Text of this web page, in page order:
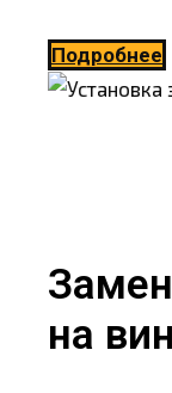
Подробнее
на